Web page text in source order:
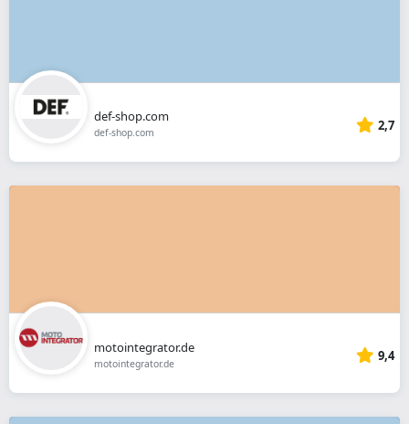
def-shop.com
def-shop.com 2,7
motointegrator.de
motointegrator.de 9,4